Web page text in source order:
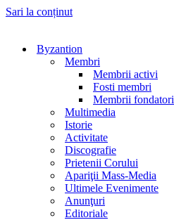
Sari la conținut
Byzantion
Membri
Membrii activi
Fosti membri
Membrii fondatori
Multimedia
Istorie
Activitate
Discografie
Prietenii Corului
Apariţii Mass-Media
Ultimele Evenimente
Anunţuri
Editoriale